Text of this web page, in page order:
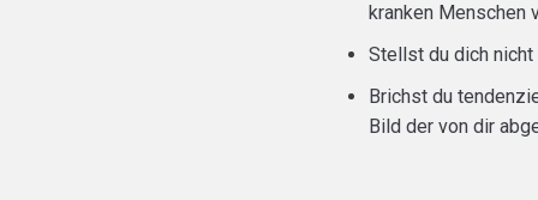
kranken Menschen
Stellst du dich
Brichst du
Bild der von dir